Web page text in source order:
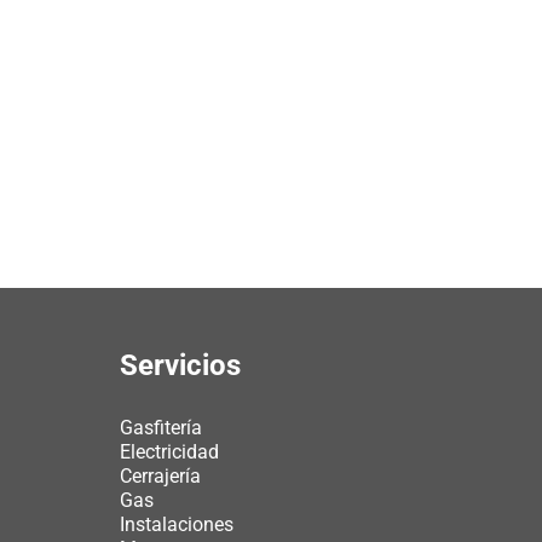
Servicios
Gasfitería
Electricidad
Cerrajería
Gas
Instalaciones